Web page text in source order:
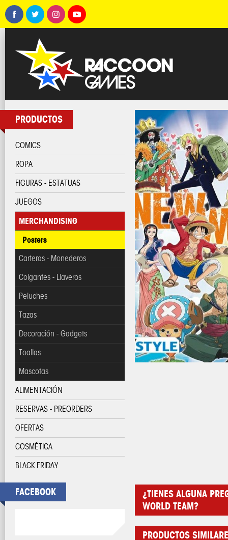
PRODUCTOS
COMICS
ROPA
FIGURAS - ESTATUAS
JUEGOS
MERCHANDISING
Posters
Carteras - Monederos
Colgantes - Llaveros
Peluches
Tazas
Decoración - Gadgets
Toallas
Mascotas
ALIMENTACIÓN
RESERVAS - PREORDERS
OFERTAS
COSMÉTICA
BLACK FRIDAY
FACEBOOK
¿TIENES ALGUNA
WORLD TEAM?
PRODUCTOS